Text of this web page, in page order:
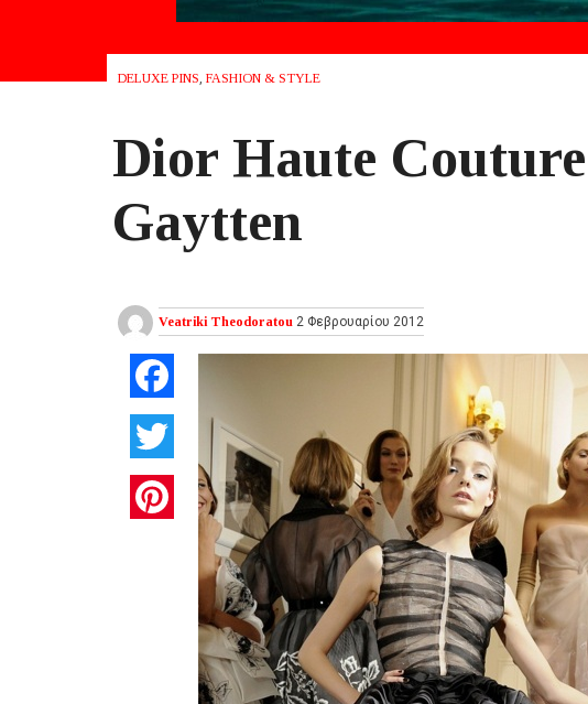
DELUXE PINS, FASHION & STYLE
Dior Ηaute
Gaytten
Veatriki Theodoratou 2 Φεβρουαρίου 2012
Twitter
Pinterest